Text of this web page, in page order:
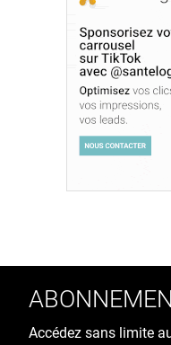
Accédez sans limite